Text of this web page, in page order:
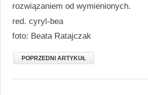
rozwiązaniem od wymienionych.
red. cyryl-bea
foto: Beata Ratajczak
POPRZEDNI ARTYKUŁ